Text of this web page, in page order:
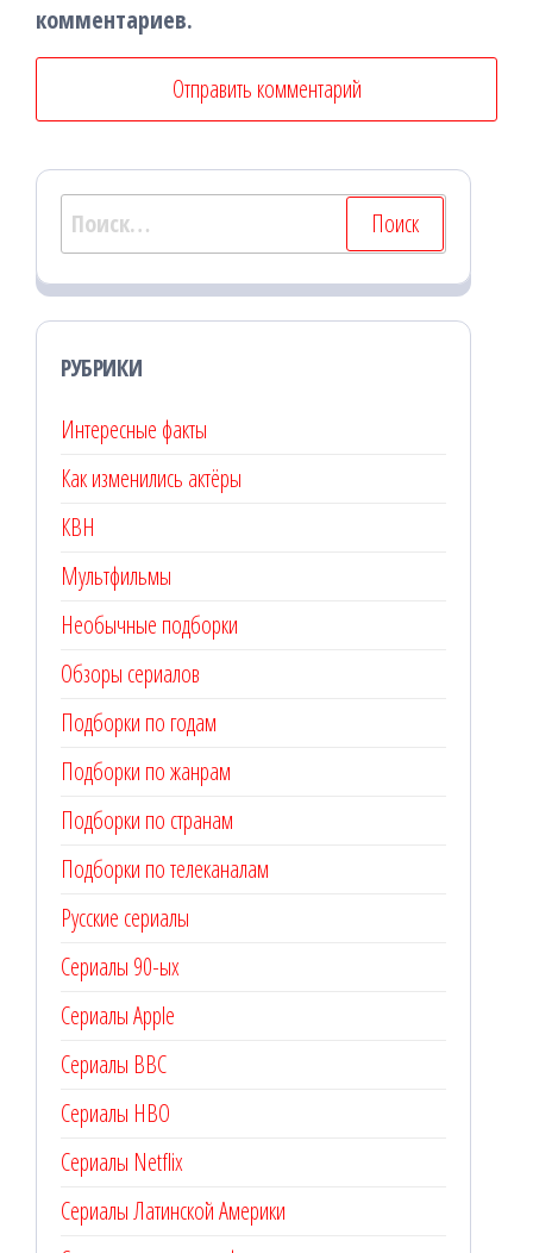
комментариев.
Найти:
РУБРИКИ
Интересные факты
Как изменились актёры
КВН
Мультфильмы
Необычные подборки
Обзоры сериалов
Подборки по годам
Подборки по жанрам
Подборки по странам
Подборки по телеканалам
Русские сериалы
Сериалы 90-ых
Сериалы Apple
Сериалы BBC
Сериалы HBO
Сериалы Netflix
Сериалы Латинской Америки